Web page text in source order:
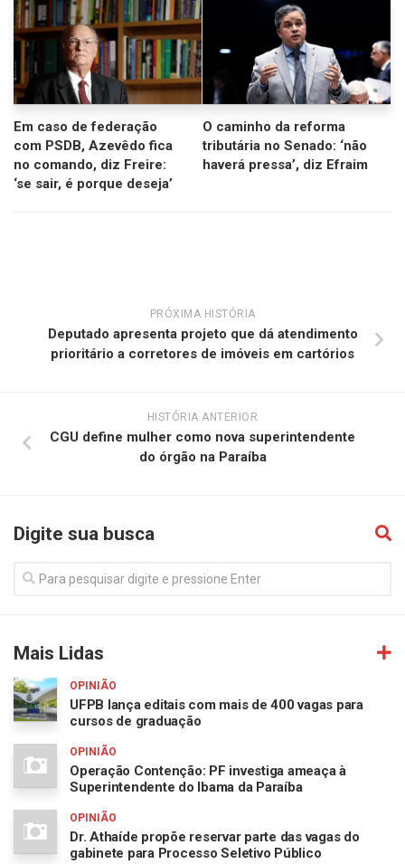
Em caso de federação
com PSDB, Azevêdo fica
no comando, diz Freire:
‘se sair, é porque deseja’
O caminho da reforma
tributária no Senado: ‘não
haverá pressa’, diz Efraim
PRÓXIMA HISTÓRIA
Deputado apresenta projeto que dá atendimento
prioritário a corretores de imóveis em cartórios
HISTÓRIA ANTERIOR
CGU define mulher como nova superintendente
do órgão na Paraíba
Digite sua busca
Mais Lidas
OPINIÃO
UFPB lança editais com mais de 400 vagas para
cursos de graduação
OPINIÃO
Operação Contenção: PF investiga ameaça à
Superintendente do Ibama da Paraíba
OPINIÃO
Dr. Athaíde propõe reservar parte das vagas do
gabinete para Processo Seletivo Público